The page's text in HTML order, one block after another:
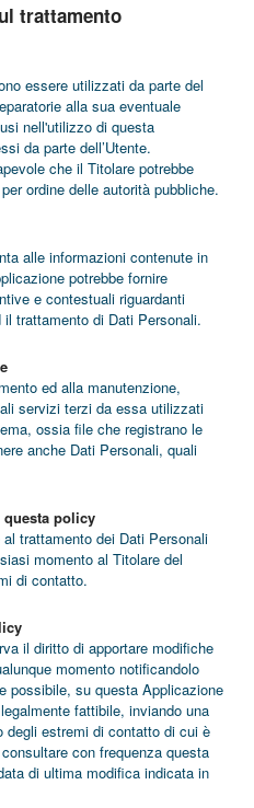
trattamento
essere utilizzati da parte del
alla sua eventuale
nell'utilizzo di questa
da parte dell’Utente.
che il Titolare potrebbe
ordine delle autorità pubbliche.
alle informazioni contenute in
potrebbe fornire
e contestuali riguardanti
trattamento di Dati Personali.
ed alla manutenzione,
servizi terzi da essa utilizzati
ossia file che registrano le
anche Dati Personali, quali
policy
trattamento dei Dati Personali
momento al Titolare del
di contatto.
il diritto di apportare modifiche
momento notificandolo
possibile, su questa Applicazione
fattibile, inviando una
degli estremi di contatto di cui è
con frequenza questa
di ultima modifica indicata in